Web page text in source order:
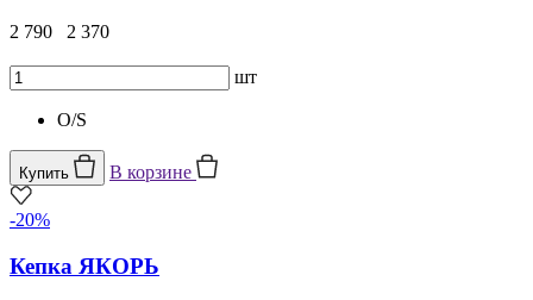
2 790 2 370
шт
O/S
Купить В корзине
-20%
Кепка ЯКОРЬ